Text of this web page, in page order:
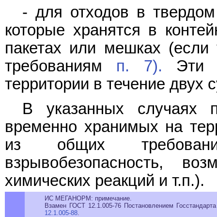
- для отходов в
которые хранятся в
пакетах или мешках (если
требованиям п. 7). Эти
территории в течение двух
В указанных случаях
временно хранимых на
из общих
взрывобезопасность,
химических реакций и т.п.).
ИС МЕГАНОРМ: примечание.
Взамен ГОСТ 12.1.005-76 Постановлением
12.1.005-88